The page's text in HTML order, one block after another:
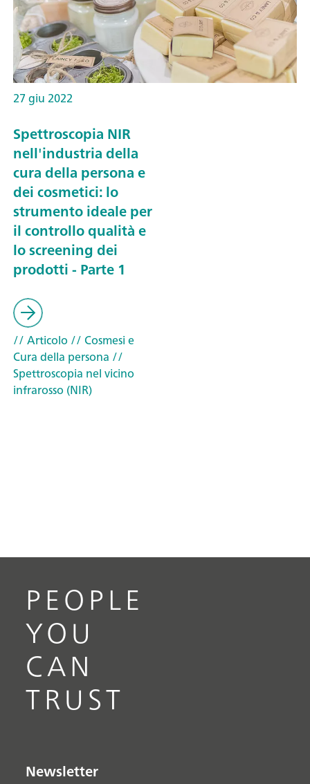
27 giu 2022
Spettroscopia NIR
nell'industria della
cura della persona e
dei cosmetici: lo
strumento ideale per
il controllo qualità e
lo screening dei
prodotti - Parte 1
// Articolo // Cosmesi e
Cura della persona //
Spettroscopia nel vicino
infrarosso (NIR)
PEOPLE
YOU
CAN
TRUST
Newsletter